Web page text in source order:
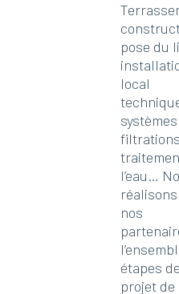
pose du
local
l’eau…
nos
étapes
projet de